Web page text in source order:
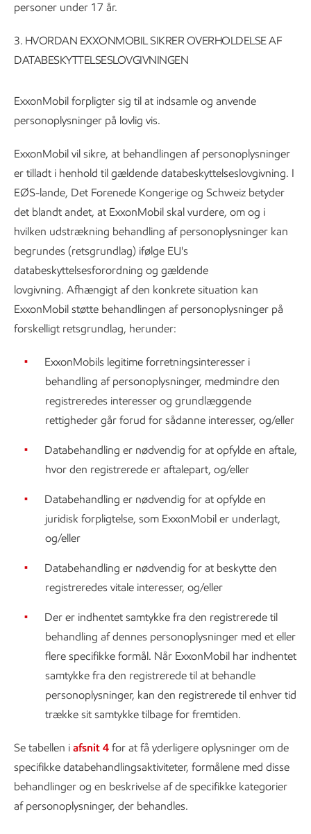
personer under 17 år.
3. HVORDAN EXXONMOBIL SIKRER OVERHOLDELSE AF
DATABESKYTTELSESLOVGIVNINGEN
ExxonMobil forpligter sig til at indsamle og anvende
personoplysninger på lovlig vis.
ExxonMobil vil sikre, at behandlingen af personoplysninger
er tilladt i henhold til gældende databeskyttelseslovgivning. I
EØS-lande, Det Forenede Kongerige og Schweiz betyder
det blandt andet, at ExxonMobil skal vurdere, om og i
hvilken udstrækning behandling af personoplysninger kan
begrundes (retsgrundlag) ifølge EU's
databeskyttelsesforordning og gældende
lovgivning. Afhængigt af den konkrete situation kan
ExxonMobil støtte behandlingen af personoplysninger på
forskelligt retsgrundlag, herunder:
ExxonMobils legitime forretningsinteresser i
behandling af personoplysninger, medmindre den
registreredes interesser og grundlæggende
rettigheder går forud for sådanne interesser, og/eller
Databehandling er nødvendig for at opfylde en aftale,
hvor den registrerede er aftalepart, og/eller
Databehandling er nødvendig for at opfylde en
juridisk forpligtelse, som ExxonMobil er underlagt,
og/eller
Databehandling er nødvendig for at beskytte den
registreredes vitale interesser, og/eller
Der er indhentet samtykke fra den registrerede til
behandling af dennes personoplysninger med et eller
flere specifikke formål. Når ExxonMobil har indhentet
samtykke fra den registrerede til at behandle
personoplysninger, kan den registrerede til enhver tid
trække sit samtykke tilbage for fremtiden.
Se tabellen i afsnit 4 for at få yderligere oplysninger om de
specifikke databehandlingsaktiviteter, formålene med disse
behandlinger og en beskrivelse af de specifikke kategorier
af personoplysninger, der behandles.